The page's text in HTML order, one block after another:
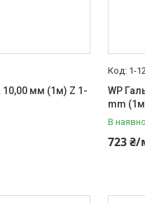
10,00 мм (1м) Z 1-
1-
WP
mm
В
723